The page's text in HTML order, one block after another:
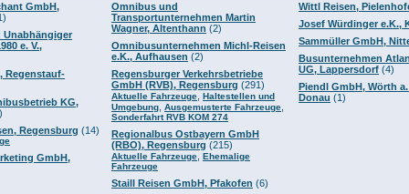
GmbH,
Unabhängiger
e. V.,
Regenstauf-
KG,
Regensburg (14)
GmbH,
Omnibus und
Transportunternehmen Martin
Wagner, Altenthann (2)
Omnibusunternehmen Michl-Reisen
e.K., Aufhausen (2)
Regensburger Verkehrsbetriebe
GmbH (RVB), Regensburg (291)
Aktuelle Fahrzeuge Haltestellen und
Umgebung Ausgemusterte Fahrzeuge
Sonderfahrt RVB KOM 274
Regionalbus Ostbayern GmbH
(RBO), Regensburg (215)
Aktuelle Fahrzeuge Ehemalige
Fahrzeuge
Staill Reisen GmbH, Pfakofen (6)
Wittl Reisen,
Josef Würdinger e.K.,
Sammüller GmbH,
Busunternehmen
UG, Lappersdorf (4)
Piendl GmbH, Wörth
Donau (1)